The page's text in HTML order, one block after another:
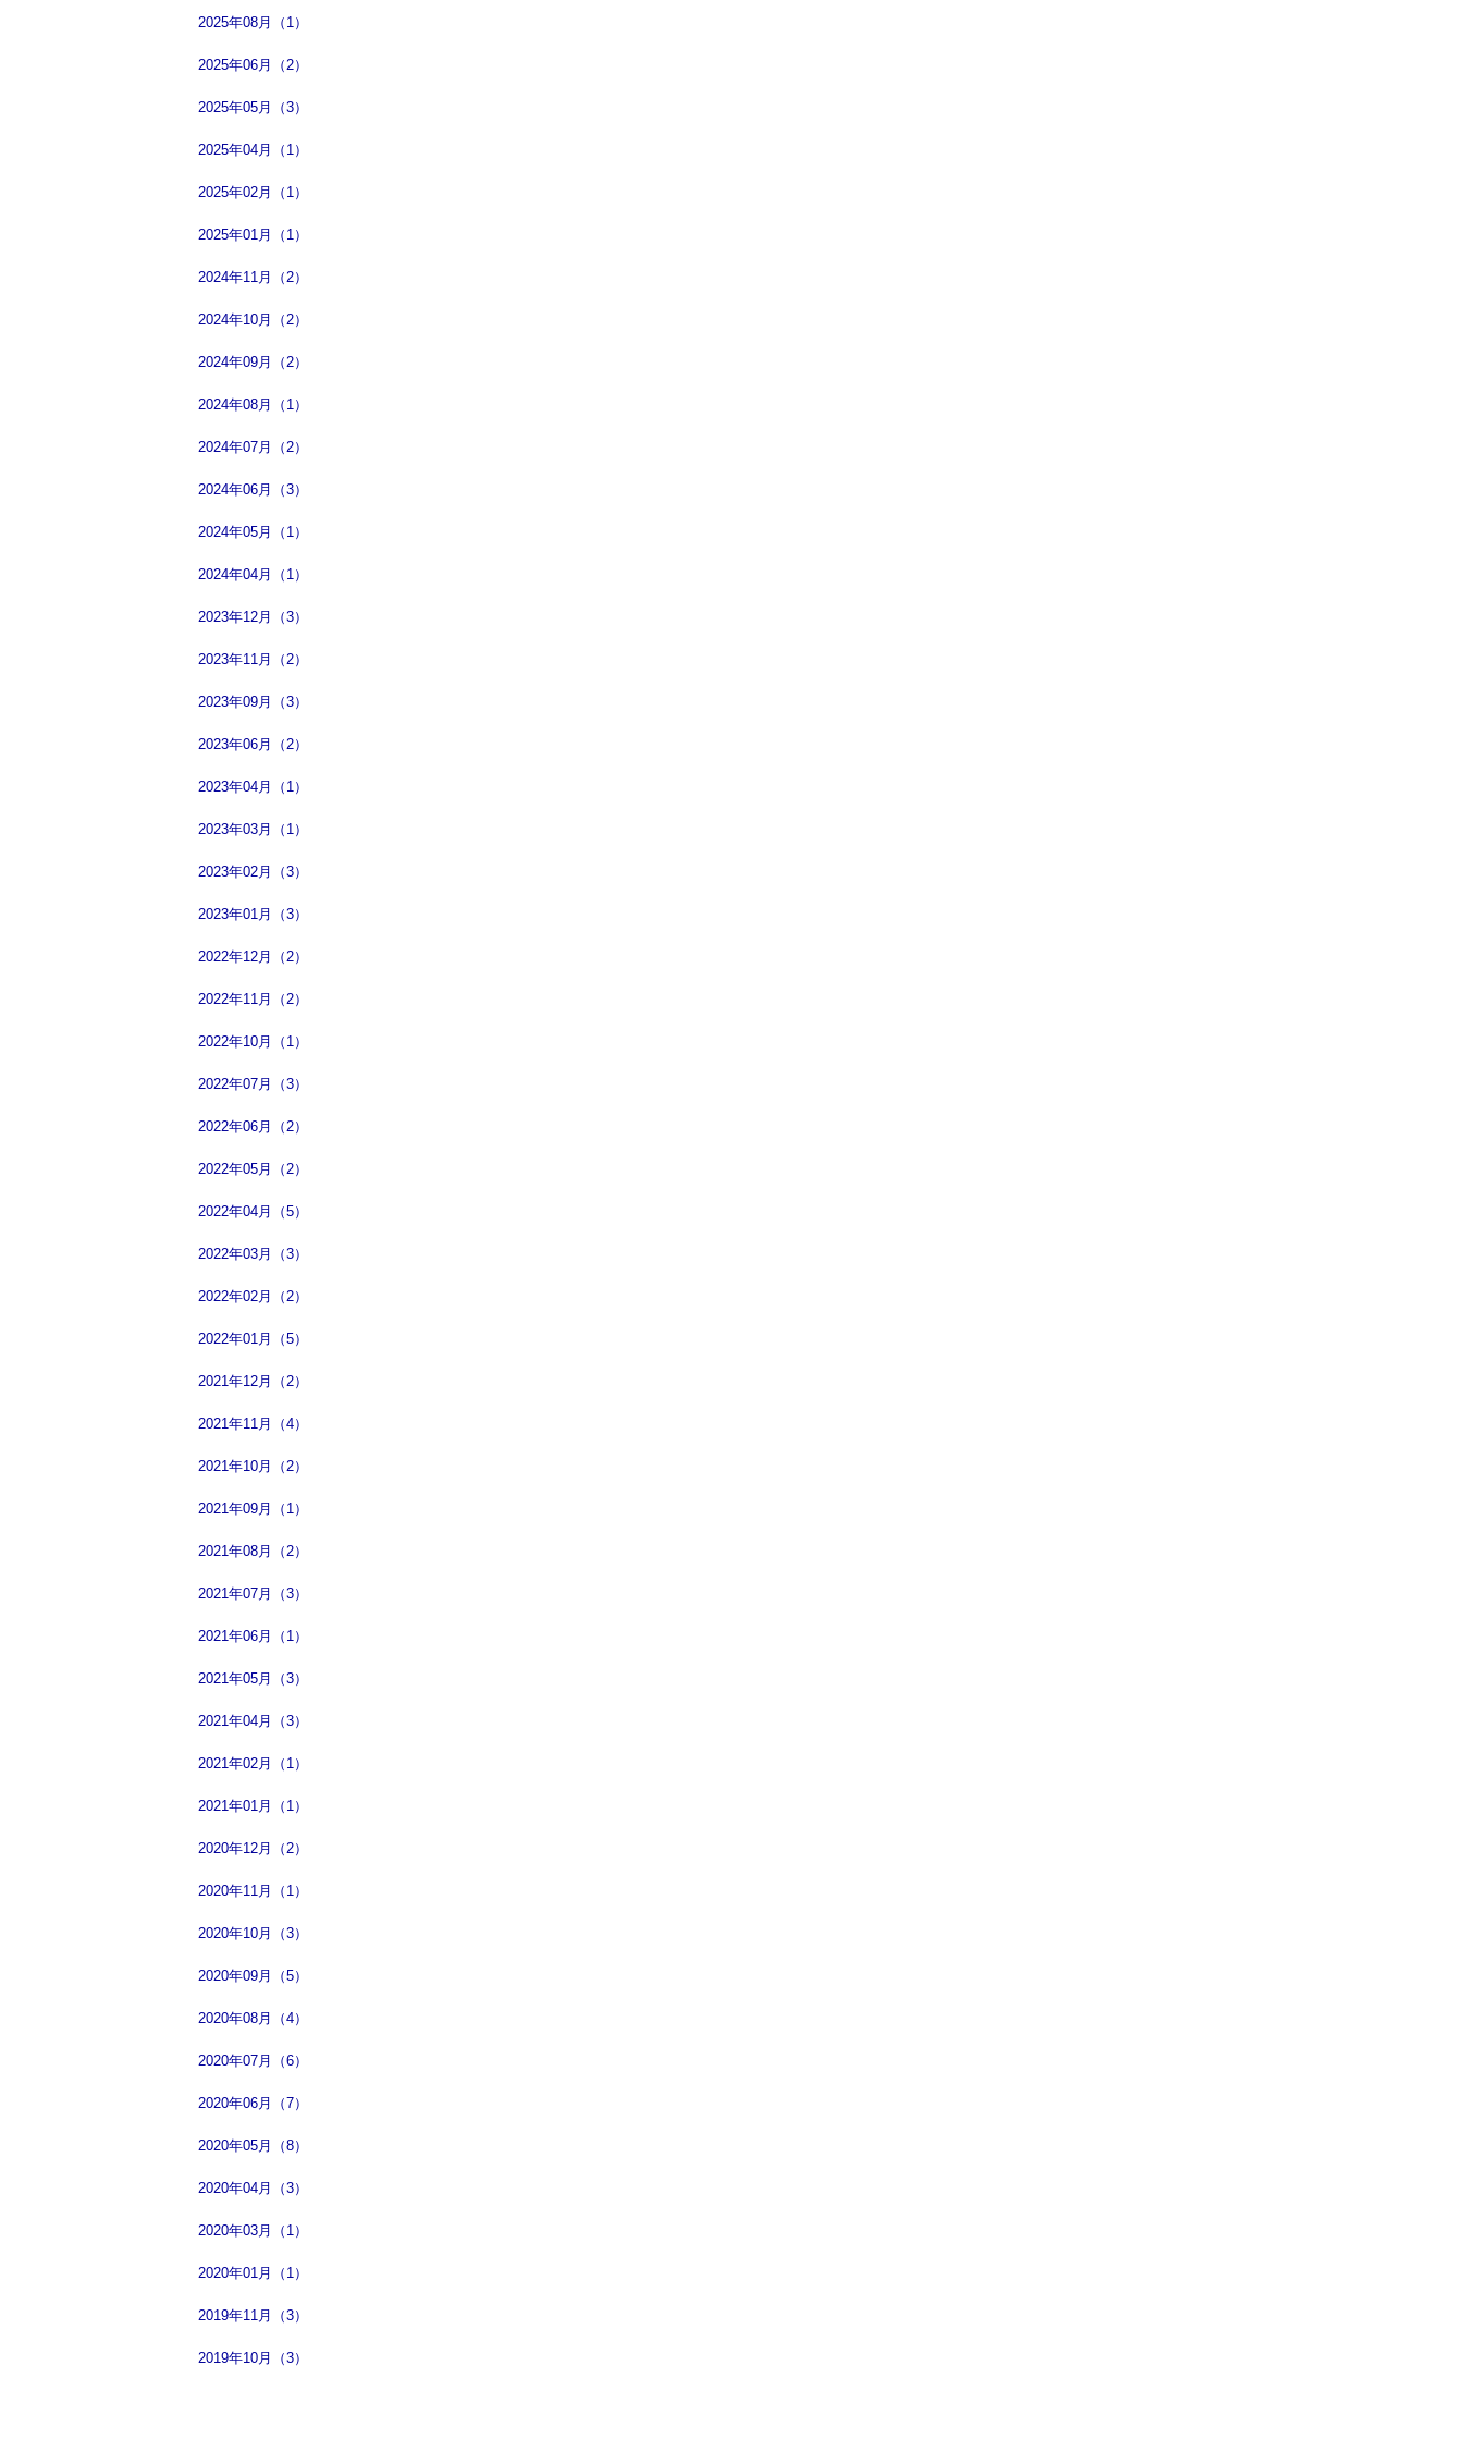
2025年08月（1）
2025年06月（2）
2025年05月（3）
2025年04月（1）
2025年02月（1）
2025年01月（1）
2024年11月（2）
2024年10月（2）
2024年09月（2）
2024年08月（1）
2024年07月（2）
2024年06月（3）
2024年05月（1）
2024年04月（1）
2023年12月（3）
2023年11月（2）
2023年09月（3）
2023年06月（2）
2023年04月（1）
2023年03月（1）
2023年02月（3）
2023年01月（3）
2022年12月（2）
2022年11月（2）
2022年10月（1）
2022年07月（3）
2022年06月（2）
2022年05月（2）
2022年04月（5）
2022年03月（3）
2022年02月（2）
2022年01月（5）
2021年12月（2）
2021年11月（4）
2021年10月（2）
2021年09月（1）
2021年08月（2）
2021年07月（3）
2021年06月（1）
2021年05月（3）
2021年04月（3）
2021年02月（1）
2021年01月（1）
2020年12月（2）
2020年11月（1）
2020年10月（3）
2020年09月（5）
2020年08月（4）
2020年07月（6）
2020年06月（7）
2020年05月（8）
2020年04月（3）
2020年03月（1）
2020年01月（1）
2019年11月（3）
2019年10月（3）